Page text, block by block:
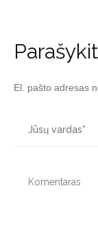
El. pašto adresas